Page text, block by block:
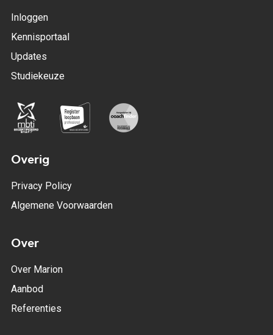
Inloggen
Kennisportaal
Updates
Studiekeuze
Overig
Privacy Policy
Algemene Voorwaarden
Over
Over Marion
Aanbod
Referenties